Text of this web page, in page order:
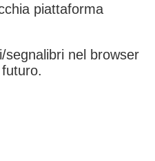
piattaforma
nel browser